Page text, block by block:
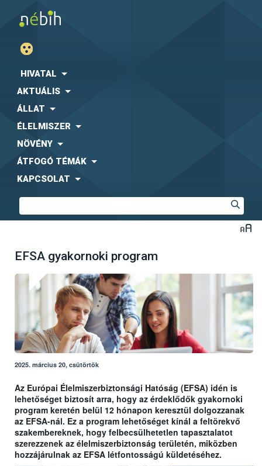
HIVATAL
AKTUÁLIS
ÁLLAT
ÉLELMISZER
NÖVÉNY
ÁTFOGÓ TÉMÁK
KAPCSOLAT
EFSA gyakornoki program
2025. március 20, csütörtök
Az Európai Élelmiszerbiztonsági Hatóság (EFSA) idén is
lehetőséget biztosít arra, hogy az érdeklődők gyakornoki
program keretén belül 12 hónapon keresztül dolgozzanak
az EFSA-nál. Ez a program lehetőséget kínál a feltörekvő
szakembereknek, hogy felbecsülhetetlen tapasztalatot
szerezzenek az élelmiszerbiztonság területén, miközben
hozzájárulnak az EFSA létfontosságú küldetéséhez.